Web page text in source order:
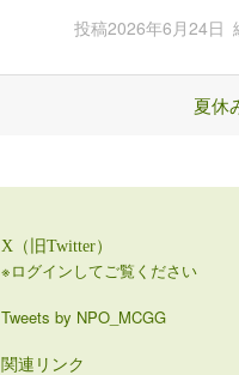
投稿2026年6月24日
夏休
X（旧Twitter）
※ログインしてご覧ください
Tweets by NPO_MCGG
関連リンク